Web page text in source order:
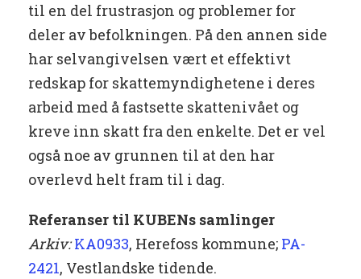
til en del frustrasjon og problemer for
deler av befolkningen. På den annen side
har selvangivelsen vært et effektivt
redskap for skattemyndighetene i deres
arbeid med å fastsette skattenivået og
kreve inn skatt fra den enkelte. Det er vel
også noe av grunnen til at den har
overlevd helt fram til i dag.
Referanser til KUBENs samlinger
Arkiv:KA0933, Herefoss kommune; PA-
2421, Vestlandske tidende.